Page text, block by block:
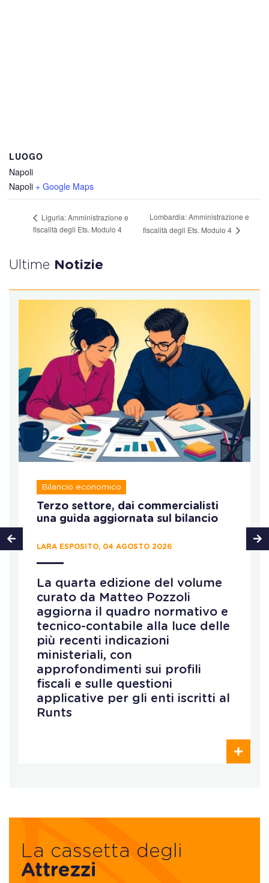
LUOGO
Napoli
Napoli + Google Maps
Liguria: Amministrazione e
fiscalità degli Ets. Modulo 4
Lombardia: Amministrazione e
fiscalità degli Ets. Modulo 4
Ultime Notizie
Bilancio economico
Terzo settore, dai commercialisti
una guida aggiornata sul bilancio
LARA ESPOSITO, 04 AGOSTO 2026
La quarta edizione del volume
curato da Matteo Pozzoli
aggiorna il quadro normativo e
tecnico-contabile alla luce delle
più recenti indicazioni
ministeriali, con
approfondimenti sui profili
fiscali e sulle questioni
applicative per gli enti iscritti al
Runts
La cassetta degli
Attrezzi